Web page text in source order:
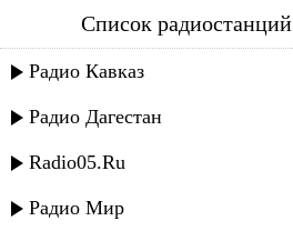
самур - тапарчи
Список радиостанций
Радио Кавказ
Радио Дагестан
Radio05.Ru
Радио Мир